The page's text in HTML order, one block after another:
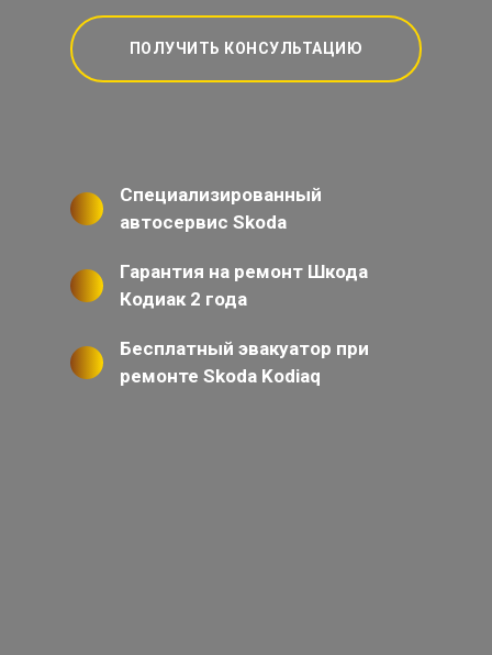
ПОЛУЧИТЬ КОНСУЛЬТАЦИЮ
Специализированный
автосервис Skoda
Гарантия на ремонт Шкода
Кодиак 2 года
Бесплатный эвакуатор при
ремонте Skoda Kodiaq